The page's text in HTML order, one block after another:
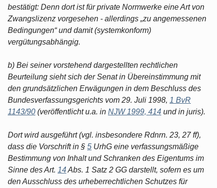
bestätigt: Denn dort ist für private Normwerke eine Art von
Zwangslizenz vorgesehen - allerdings „zu angemessenen
Bedingungen“ und damit (systemkonform)
vergütungsabhängig.
b) Bei seiner vorstehend dargestellten rechtlichen
Beurteilung sieht sich der Senat in Übereinstimmung mit
den grundsätzlichen Erwägungen in dem Beschluss des
Bundesverfassungsgerichts vom 29. Juli 1998, 1 BvR
1143/90 (veröffentlicht u.a. in NJW 1999, 414 und in juris).
Dort wird ausgeführt (vgl. insbesondere Rdnrn. 23, 27 ff),
dass die Vorschrift in § 5 UrhG eine verfassungsmäßige
Bestimmung von Inhalt und Schranken des Eigentums im
Sinne des Art. 14Abs. 1 Satz 2 GG darstellt, sofern es um
den Ausschluss des urheberrechtlichen Schutzes für